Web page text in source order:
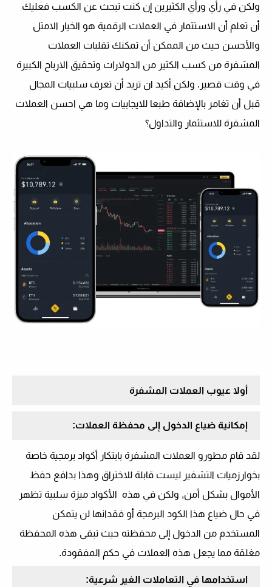
ولكن في رأي ورأي الكثيرين إن كنت تبحث عن الكسب فعليك
أن تعلم أن الاستثمار في العملات الرقمية هو الخيار الامثل
والأحسن حيث من الممكن أن تمكنك تقلبات العملات
المشفرة من كسب الكثير من الدولارات وتحقيق الارباح الكبيرة
في وقت قصير. ولكن أكيد ان تريد أن تعرف سلبيات المجال
قبل أن تغامر بالإضافة طبعا للايجابيات وما هي احسن العملات
المشفرة للاستثمار والتداول؟
أولا عيوب العملات المشفرة
إمكانية ضياع الدخول إلى محفظة العملات:
لقد قام مطورو العملات المشفرة بابتكار أكواد برمجية خاصة
بخوارزميات التشفير ليست قابلة للاختراق وهذا بدافع حفظ
الأموال بشكل أمن, ولكن في هذه الأكواد ميزة سلبية تظهر
في حال ضياع هذا الكود البرمجة أو فقدانها لن يتمكن
المستخدم من الدخول إلى محفظته حيث تبقى هذه المحفظة
مغلقة مما يجعل هذه العملات في حكم المفقودة.
استخدامها في التعاملات الغير شرعية: